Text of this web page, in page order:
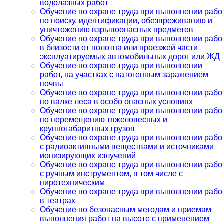
водолазных работ
Обучение по охране труда при выполнении
по поиску, идентификации, обезвреживанию и
уничтожению взрывоопасных предметов
Обучение по охране труда при выполнении
в близости от полотна или проезжей части
эксплуатируемых автомобильных дорог или ЖД
Обучение по охране труда при выполнении
работ, на участках с патогенным заражением
почвы
Обучение по охране труда при выполнении
по валке леса в особо опасных условиях
Обучение по охране труда при выполнении
по перемещению тяжеловесных и
крупногабаритных грузов
Обучение по охране труда при выполнении
с радиоактивными веществами и источниками
ионизирующих излучений
Обучение по охране труда при выполнении
с ручным инструментом, в том числе с
пиротехническим
Обучение по охране труда при выполнении
в театрах
Обучение по безопасным методам и приемам
выполнения работ на высоте с применением